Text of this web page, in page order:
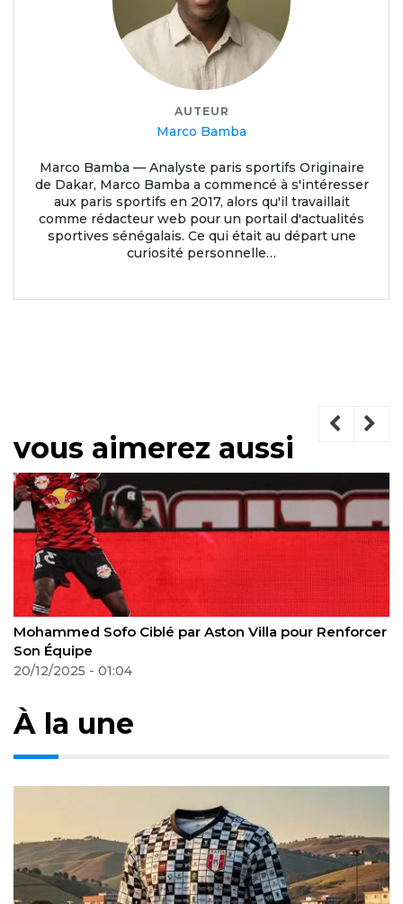
AUTEUR
Marco Bamba
Marco Bamba — Analyste paris sportifs Originaire
de Dakar, Marco Bamba a commencé à s'intéresser
aux paris sportifs en 2017, alors qu'il travaillait
comme rédacteur web pour un portail d'actualités
sportives sénégalais. Ce qui était au départ une
curiosité personnelle…
vous aimerez aussi
Mohammed Sofo Ciblé par Aston Villa pour Renforcer
Son Équipe
20/12/2025 - 01:04
À la une